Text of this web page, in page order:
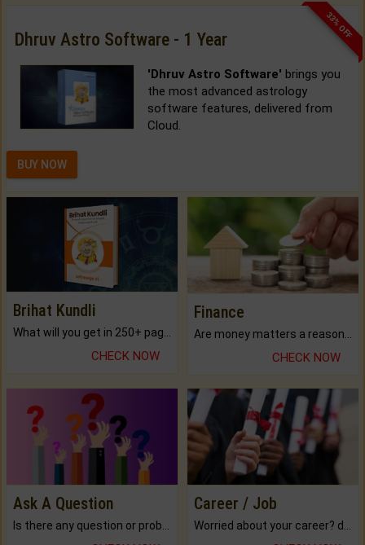
33% OFF
Dhruv Astro Software - 1 Year
'Dhruv Astro Software' brings you
the most advanced astrology
software features, delivered from
Cloud.
BUY NOW
Brihat Kundli
CHECK NOW
Finance
CHECK NOW
Ask A Question
Is there any question or problem lingering.
Career / Job
Worried about your career? don't know what is.